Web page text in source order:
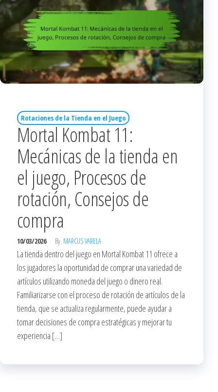
Rotaciones de la Tienda en el Juego
Mortal Kombat 11:
Mecánicas de la tienda en
el juego, Procesos de
rotación, Consejos de
compra
10/03/2026 By MARCUS VARELA
La tienda dentro del juego en Mortal Kombat 11 ofrece a
los jugadores la oportunidad de comprar una variedad de
artículos utilizando moneda del juego o dinero real.
Familiarizarse con el proceso de rotación de artículos de la
tienda, que se actualiza regularmente, puede ayudar a
tomar decisiones de compra estratégicas y mejorar tu
experiencia […]